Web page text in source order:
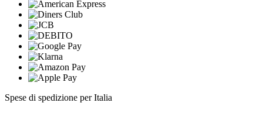
Spese di spedizione per Italia